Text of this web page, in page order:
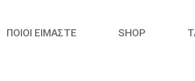
ΠΟΙΟΙ ΕΙΜΑΣΤΕ SHOP